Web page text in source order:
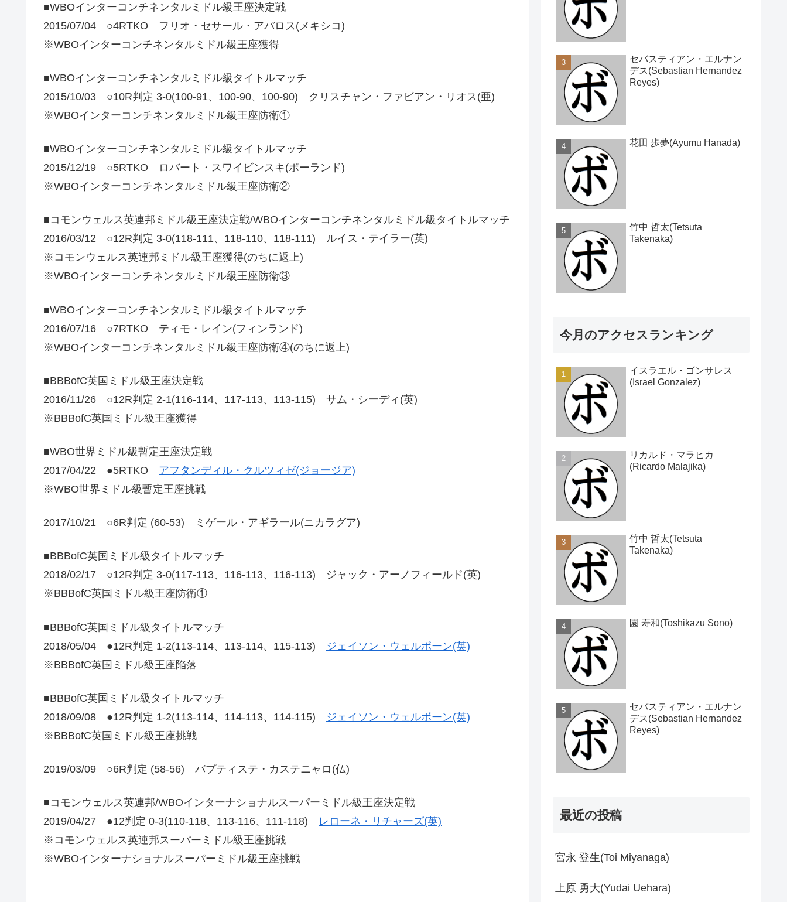
■WBOインターコンチネンタルミドル級王座決定戦
2015/07/04 ○4RTKO フリオ・セサール・アバロス(メキシコ)
※WBOインターコンチネンタルミドル級王座獲得
■WBOインターコンチネンタルミドル級タイトルマッチ
2015/10/03 ○10R判定 3-0(100-91、100-90、100-90) クリスチャン・ファビアン・リオス(亜)
※WBOインターコンチネンタルミドル級王座防衛①
■WBOインターコンチネンタルミドル級タイトルマッチ
2015/12/19 ○5RTKO ロバート・スワイビンスキ(ポーランド)
※WBOインターコンチネンタルミドル級王座防衛②
■コモンウェルス英連邦ミドル級王座決定戦/WBOインターコンチネンタルミドル級タイトルマッチ
2016/03/12 ○12R判定 3-0(118-111、118-110、118-111) ルイス・テイラー(英)
※コモンウェルス英連邦ミドル級王座獲得(のちに返上)
※WBOインターコンチネンタルミドル級王座防衛③
■WBOインターコンチネンタルミドル級タイトルマッチ
2016/07/16 ○7RTKO ティモ・レイン(フィンランド)
※WBOインターコンチネンタルミドル級王座防衛④(のちに返上)
■BBBofC英国ミドル級王座決定戦
2016/11/26 ○12R判定 2-1(116-114、117-113、113-115) サム・シーディ(英)
※BBBofC英国ミドル級王座獲得
■WBO世界ミドル級暫定王座決定戦
2017/04/22 ●5RTKO アフタンディル・クルツィゼ(ジョージア)
※WBO世界ミドル級暫定王座挑戦
2017/10/21 ○6R判定 (60-53) ミゲール・アギラール(ニカラグア)
■BBBofC英国ミドル級タイトルマッチ
2018/02/17 ○12R判定 3-0(117-113、116-113、116-113) ジャック・アーノフィールド(英)
※BBBofC英国ミドル級王座防衛①
■BBBofC英国ミドル級タイトルマッチ
2018/05/04 ●12R判定 1-2(113-114、113-114、115-113) ジェイソン・ウェルボーン(英)
※BBBofC英国ミドル級王座陥落
■BBBofC英国ミドル級タイトルマッチ
2018/09/08 ●12R判定 1-2(113-114、114-113、114-115) ジェイソン・ウェルボーン(英)
※BBBofC英国ミドル級王座挑戦
2019/03/09 ○6R判定 (58-56) バプティステ・カステニャロ(仏)
■コモンウェルス英連邦/WBOインターナショナルスーパーミドル級王座決定戦
2019/04/27 ●12判定 0-3(110-118、113-116、111-118) レローネ・リチャーズ(英)
※コモンウェルス英連邦スーパーミドル級王座挑戦
※WBOインターナショナルスーパーミドル級王座挑戦
セバスティアン・エルナン
デス(Sebastian Hernandez
Reyes)
花田 歩夢(Ayumu Hanada)
竹中 哲太(Tetsuta
Takenaka)
今月のアクセスランキング
イスラエル・ゴンサレス
(Israel Gonzalez)
リカルド・マラヒカ
(Ricardo Malajika)
竹中 哲太(Tetsuta
Takenaka)
園 寿和(Toshikazu Sono)
セバスティアン・エルナン
デス(Sebastian Hernandez
Reyes)
最近の投稿
宮永 登生(Toi Miyanaga)
上原 勇大(Yudai Uehara)